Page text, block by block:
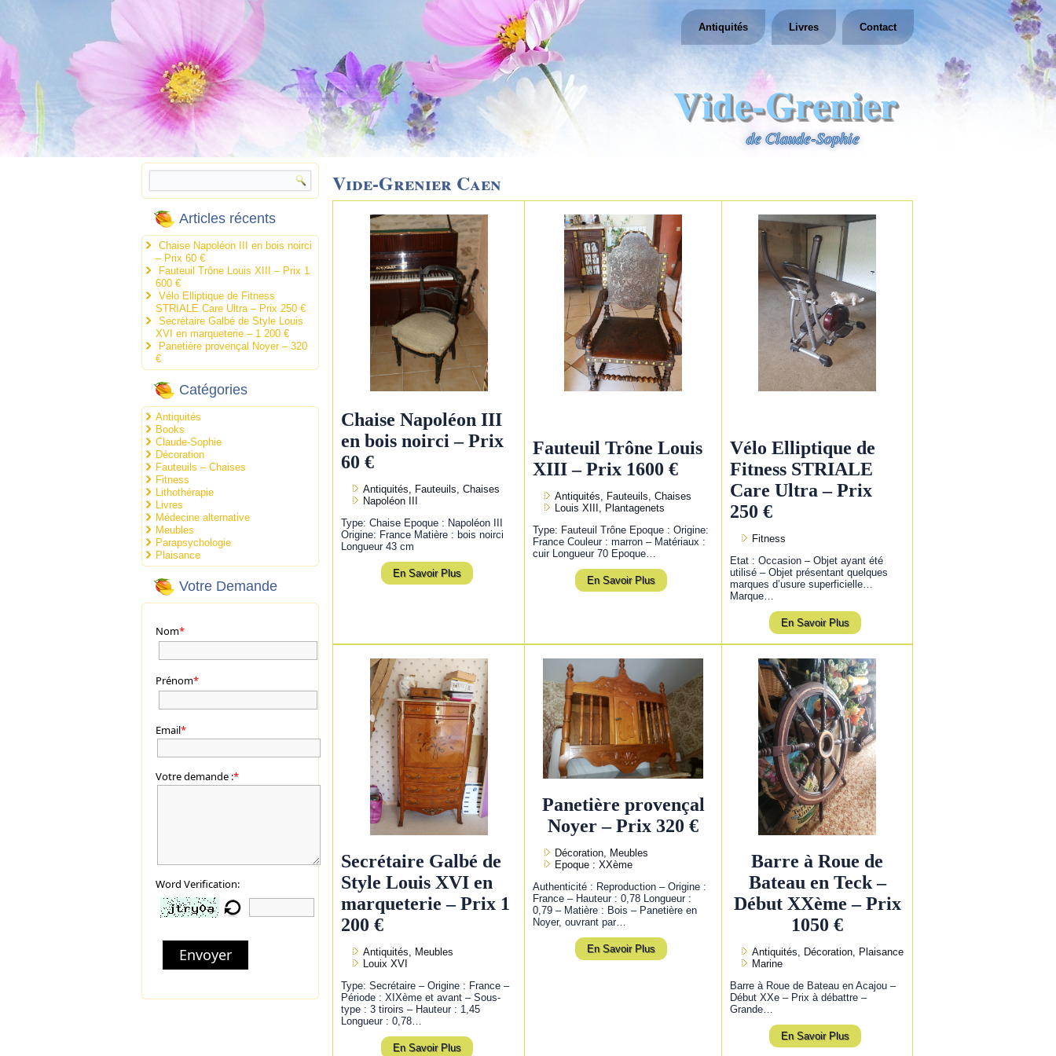
Vide-Grenier
de Claude-Sophie
Antiquités Livres Contact
Articles récents
Chaise Napoléon III en bois noirci
– Prix 60 €
Fauteuil Trône Louis XIII – Prix 1
600 €
Vélo Elliptique de Fitness
STRIALE Care Ultra – Prix 250 €
Secrétaire Galbé de Style Louis
XVI en marqueterie – 1 200 €
Panetière provençal Noyer – 320
€
Catégories
Antiquités
Books
Claude-Sophie
Décoration
Fauteuils – Chaises
Fitness
Lithothérapie
Livres
Médecine alternative
Meubles
Parapsychologie
Plaisance
Votre Demande
Nom*
Prénom*
Email*
Votre demande :*
Word Verification:
Envoyer
Vide-Grenier Caen
Chaise Napoléon III
en bois noirci – Prix
60 €
Antiquités, Fauteuils, Chaises
Napoléon III
Type: Chaise Epoque : Napoléon III
Origine: France Matière : bois noirci
Longueur 43 cm
En Savoir Plus
Fauteuil Trône Louis
XIII – Prix 1600 €
Antiquités, Fauteuils, Chaises
Louis XIII, Plantagenets
Type: Fauteuil Trône Epoque : Origine:
France Couleur : marron – Matériaux :
cuir Longueur 70 Epoque…
En Savoir Plus
Vélo Elliptique de
Fitness STRIALE
Care Ultra – Prix
250 €
Fitness
Etat : Occasion – Objet ayant été
utilisé – Objet présentant quelques
marques d’usure superficielle…
Marque…
En Savoir Plus
Secrétaire Galbé de
Style Louis XVI en
marqueterie – Prix 1
200 €
Antiquités, Meubles
Louix XVI
Type: Secrétaire – Origine : France –
Période : XIXème et avant – Sous-
type : 3 tiroirs – Hauteur : 1,45
Longueur : 0,78…
En Savoir Plus
Panetière provençal
Noyer – Prix 320 €
Décoration, Meubles
Epoque : XXème
Authenticité : Reproduction – Origine :
France – Hauteur : 0,78 Longueur :
0,79 – Matière : Bois – Panetière en
Noyer, ouvrant par…
En Savoir Plus
Barre à Roue de
Bateau en Teck –
Début XXème – Prix
1050 €
Antiquités, Décoration, Plaisance
Marine
Barre à Roue de Bateau en Acajou –
Début XXe – Prix à débattre –
Grande…
En Savoir Plus